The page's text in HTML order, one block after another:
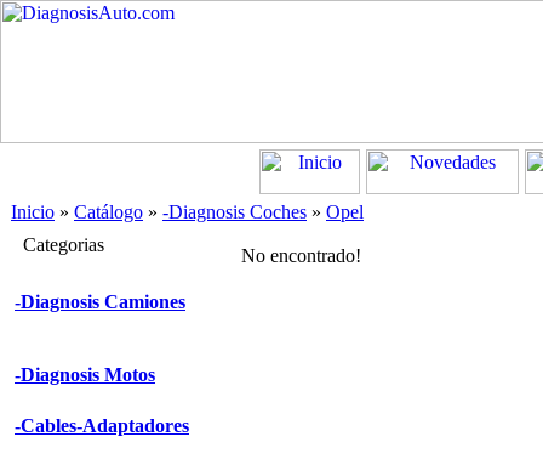
Inicio » Catálogo » -Diagnosis Coches » Opel
Categorias
-Diagnosis Camiones
-Diagnosis Motos
-Cables-Adaptadores
No encontrado!